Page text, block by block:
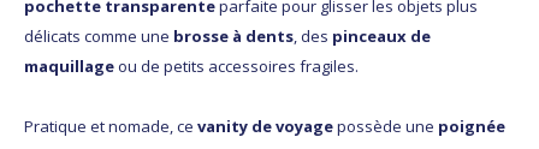
pochette transparenteparfaite pour glisser les objets plus
délicats comme une brosse à dents, des pinceaux de
maquillageou de petits accessoires fragiles.
Pratique et nomade, ce vanity de voyagepossède une poignée